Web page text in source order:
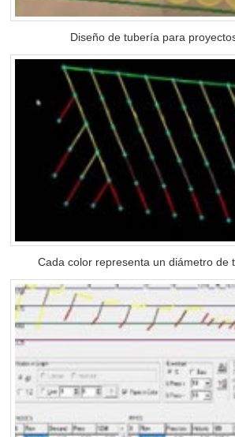
Diseño de tubería para
Cada color representa un diámetro de